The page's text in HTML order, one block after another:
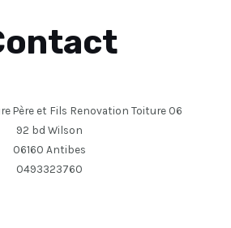
Père et Fils Renovation Toiture 06
92 bd Wilson
06160 Antibes
0493323760